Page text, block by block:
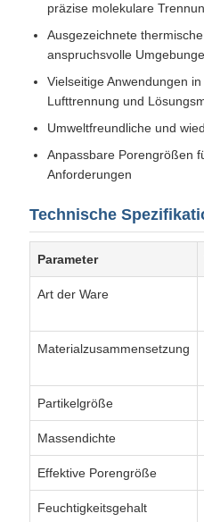
präzise molekulare
Ausgezeichnete
anspruchsvolle
Vielseitige Anwendungen
Lufttrennung und
Umweltfreundliche und
Anpassbare Porengrößen
Anforderungen
Technische
Parameter
Art der Ware
Materialzusammensetzung
Partikelgröße
Massendichte
Effektive Porengröße
Feuchtigkeitsgehalt